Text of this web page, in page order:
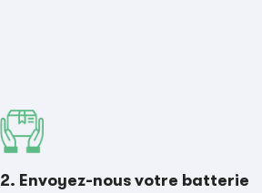
2. Envoyez-nous votre batterie